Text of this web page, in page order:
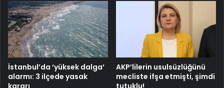
İstanbul’da ‘yüksek dalga’
alarmı: 3 ilçede yasak
kararı
AKP’lilerin usulsüzlüğünü
mecliste ifşa etmişti, şimdi
tutuklu!